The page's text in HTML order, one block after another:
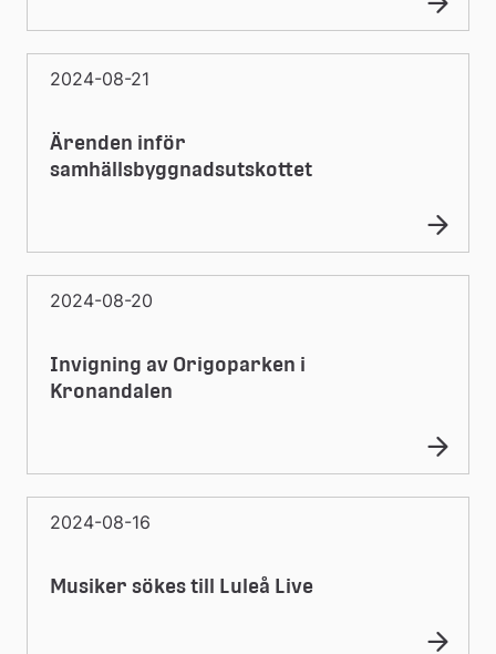
2024-08-21
Ärenden inför
samhällsbyggnadsutskottet
2024-08-20
Invigning av Origoparken i
Kronandalen
2024-08-16
Musiker sökes till Luleå Live